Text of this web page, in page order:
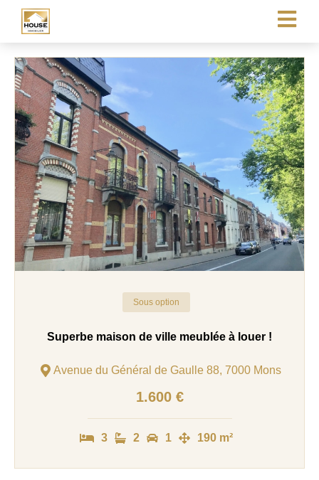
Sous option
Superbe maison de ville meublée à louer !
Avenue du Général de Gaulle 88, 7000 Mons
1.600 €
3 2 1 190 m²